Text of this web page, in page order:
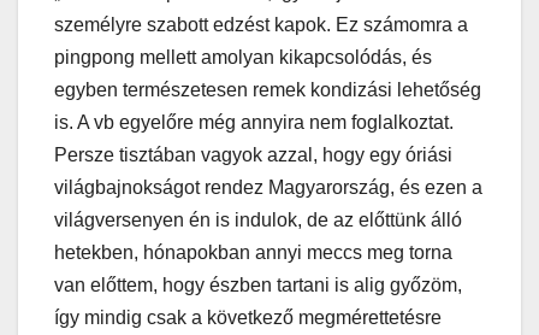
személyre szabott edzést kapok. Ez számomra a
pingpong mellett amolyan kikapcsolódás, és
egyben természetesen remek kondizási lehetőség
is. A vb egyelőre még annyira nem foglalkoztat.
Persze tisztában vagyok azzal, hogy egy óriási
világbajnokságot rendez Magyarország, és ezen a
világversenyen én is indulok, de az előttünk álló
hetekben, hónapokban annyi meccs meg torna
van előttem, hogy észben tartani is alig győzöm,
így mindig csak a következő megmérettetésre